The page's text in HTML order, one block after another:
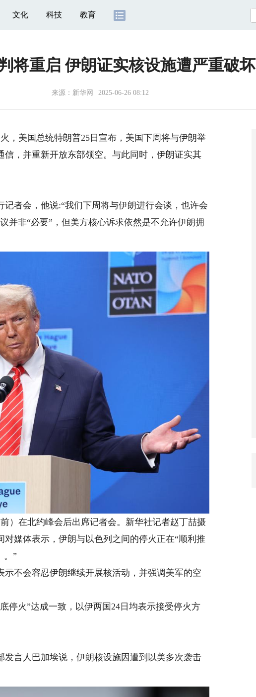
文化 科技 教育
将重启 伊朗证实核设施遭严重破坏
来源： 新华网 2025-06-26 08:12
美国总统特朗普25日宣布，美国下周将与伊朗举
，并重新开放东部领空。与此同时，伊朗证实其
者会，他说:“我们下周将与伊朗进行会谈，也许会
并非“必要”，但美方核心诉求依然是不允许伊朗拥
在北约峰会后出席记者会。新华社记者赵丁喆摄
媒体表示，伊朗与以色列之间的停火正在“顺利推
。”
不会容忍伊朗继续开展核活动，并强调美军的空
火”达成一致，以伊两国24日均表示接受停火方
言人巴加埃说，伊朗核设施因遭到以美多次袭击